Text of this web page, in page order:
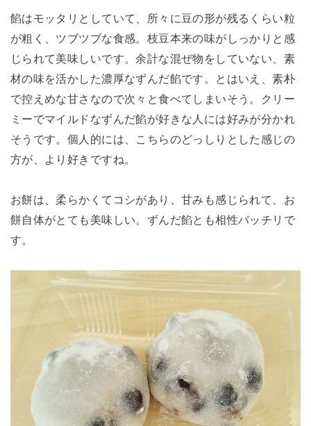
餡はモッタリとしていて、所々に豆の形が残るくらい粒
が粗く、ツブツブな食感。枝豆本来の味がしっかりと感
じられて美味しいです。余計な混ぜ物をしていない、素
材の味を活かした濃厚なずんだ餡です。とはいえ、素朴
で控えめな甘さなので次々と食べてしまいそう。クリー
ミーでマイルドなずんだ餡が好きな人には好みが分かれ
そうです。個人的には、こちらのどっしりとした感じの
方が、より好きですね。
お餅は、柔らかくてコシがあり、甘みも感じられて、お
餅自体がとても美味しい。ずんだ餡とも相性バッチリで
す。